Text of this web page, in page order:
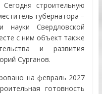
строительную
губернатора –
науки Свердловской
с ним объект также
и развития
Сурганов.
на февраль 2027
готовность